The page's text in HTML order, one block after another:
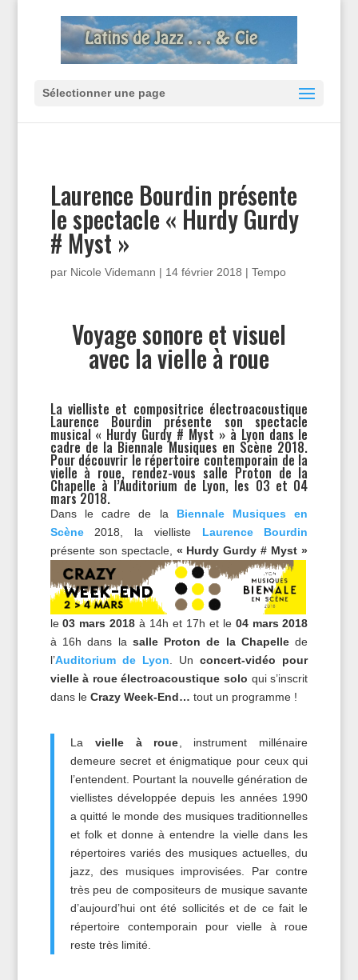
Sélectionner une page
Laurence Bourdin présente
le spectacle « Hurdy Gurdy
# Myst »
par Nicole Videmann | 14 février 2018 | Tempo
Voyage sonore et visuel
avec la vielle à roue
La vielliste et compositrice électroacoustique
Laurence Bourdin présente son spectacle
musical « Hurdy Gurdy # Myst » à Lyon dans le
cadre de la Biennale Musiques en Scène 2018.
Pour découvrir le répertoire contemporain de la
vielle à roue, rendez-vous salle Proton de la
Chapelle à l’Auditorium de Lyon, les 03 et 04
mars 2018.
Dans le cadre de la Biennale Musiques en
Scène2018, la vielliste Laurence Bourdin
présente son spectacle, « Hurdy Gurdy # Myst »
le03 mars 2018 à 14h et 17h et le 04 mars 2018
à 16h dans la salle Proton de la Chapelle de
l’Auditorium de Lyon . Unconcert-vidéo pour
vielle à roue électroacoustique solo qui s’inscrit
dans le Crazy Week-End… tout un programme !
La vielle à roue , instrument millénaire
demeure secret et énigmatique pour ceux qui
l’entendent. Pourtant la nouvelle génération de
viellistes développée depuis les années 1990
a quitté le monde des musiques traditionnelles
et folk et donne à entendre la vielle dans les
répertoires variés des musiques actuelles, du
jazz, des musiques improvisées. Par contre
très peu de compositeurs de musique savante
d’aujourd’hui ont été sollicités et de ce fait le
répertoire contemporain pour vielle à roue
reste très limité.